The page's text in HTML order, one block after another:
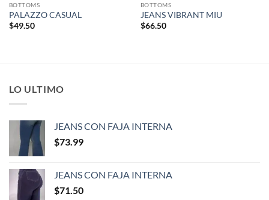
BOTTOMS
PALAZZO CASUAL
$49.50
BOTTOMS
JEANS VIBRANT MIU
$66.50
LO ULTIMO
JEANS CON FAJA INTERNA
$73.99
JEANS CON FAJA INTERNA
$71.50